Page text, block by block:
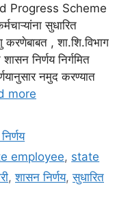
Progress Scheme
सुधारित
करणेबाबत , शा.शि.विभाग
निर्णय निर्गमित
नमुद करण्यात
more
employee, state
,शासन निर्णय,सुधारित